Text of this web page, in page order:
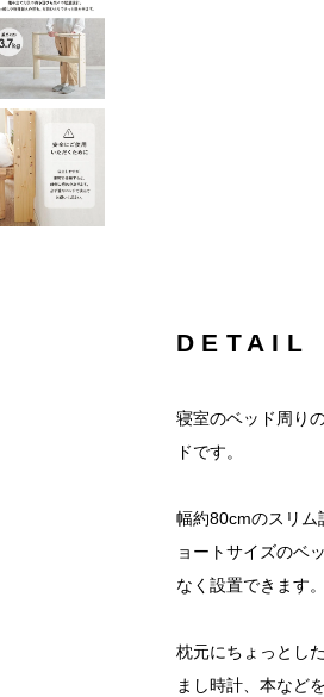
DETAIL
寝室のベッド周り
ドです。
幅約80cmのスリム
ョートサイズのベ
なく設置できます。
枕元にちょっとし
まし時計、本など